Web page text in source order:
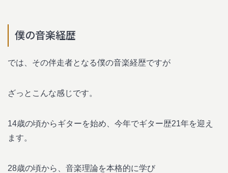
僕の音楽経歴
では、その伴走者となる僕の音楽経歴ですが
ざっとこんな感じです。
14歳の頃からギターを始め、今年でギター歴21年を迎え
ます。
28歳の頃から、音楽理論を本格的に学び